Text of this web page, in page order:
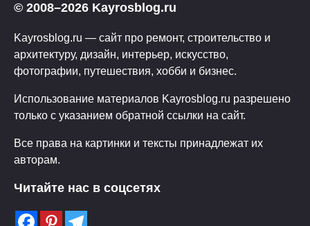
© 2008–2026 Kayrosblog.ru
Kayrosblog.ru — сайт про ремонт, строительство и
архитектуру, дизайн, интерьер, искусство,
фотографии, путешествия, хобби и бизнес.
Использование материалов Kayrosblog.ru разрешено
только с указанием обратной ссылки на сайт.
Все права на картинки и тексты принадлежат их
авторам.
Читайте нас в соцсетях